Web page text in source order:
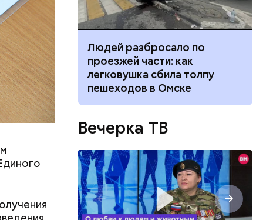
и
поможет ли
сбросить
Людей разбросало по
проезжей части: как
легковушка сбила толпу
пешеходов в Омске
Вечерка ТВ